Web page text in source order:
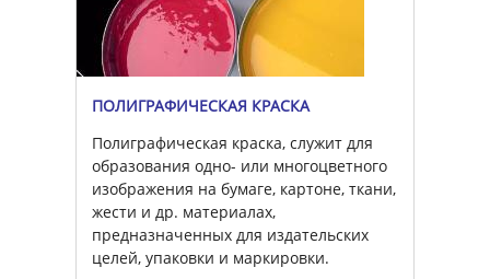
ПОЛИГРАФИЧЕСКАЯ КРАСКА
Полиграфическая краска, служит для
образования одно- или многоцветного
изображения на бумаге, картоне, ткани,
жести и др. материалах,
предназначенных для издательских
целей, упаковки и маркировки.